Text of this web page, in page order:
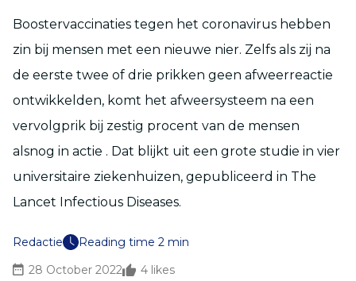
Boostervaccinaties tegen het coronavirus hebben
zin bij mensen met een nieuwe nier. Zelfs als zij na
de eerste twee of drie prikken geen afweerreactie
ontwikkelden, komt het afweersysteem na een
vervolgprik bij zestig procent van de mensen
alsnog in actie . Dat blijkt uit een grote studie in vier
universitaire ziekenhuizen, gepubliceerd in The
Lancet Infectious Diseases.
Redactie
Reading time 2 min
28 October 2022
4 likes